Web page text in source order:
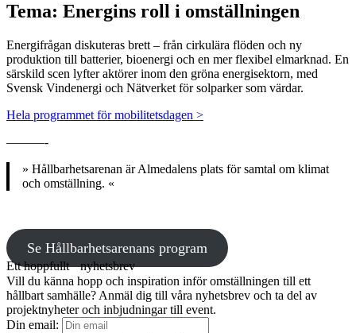
Tema: Energins roll i omställningen
Energifrågan diskuteras brett – från cirkulära flöden och ny
produktion till batterier, bioenergi och en mer flexibel elmarknad. En
särskild scen lyfter aktörer inom den gröna energisektorn, med
Svensk Vindenergi och Nätverket för solparker som värdar.
Hela programmet för mobilitetsdagen >
———-
» Hållbarhetsarenan är Almedalens plats för samtal om klimat
och omställning. «
Se Hållbarhetsarenans program
Ett hoppfullt nyhetsbrev
Vill du känna hopp och inspiration inför omställningen till ett
hållbart samhälle? Anmäl dig till våra nyhetsbrev och ta del av
projektnyheter och inbjudningar till event.
Din email: